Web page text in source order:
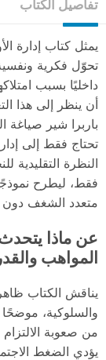
تفاصيل الكتاب
يمثل كتاب إدارة
تحوّل فكرية
داخليًا بسبب
أن ينظر إلى هذا
باربرا شير صياغة
تحتاج فقط إلى
النظرة التقليدية
فقط، ليطرح
متعدد الشغف دون
عن ماذا يتحدث
المواهب
يناقش الكتاب
والسلوكية، موضحًا
من صعوبة
يؤدي الضغط